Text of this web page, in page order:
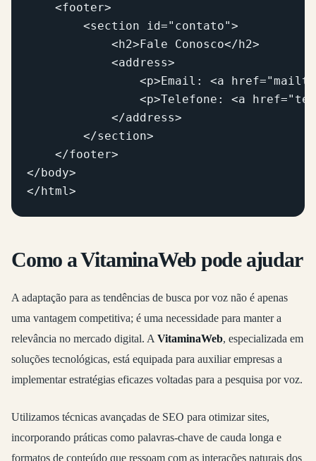
    <footer>
        <section id="contato">
            <h2>Fale Conosco</h2>
            <address>
<p>Email: <a
<p>Telefone: <a
            </address>
        </section>
    </footer>
</body>
Como a VitaminaWeb pode ajudar
A adaptação para as tendências de busca por voz não é apenas
uma vantagem competitiva; é uma necessidade para manter a
relevância no mercado digital. AVitaminaWeb, especializada em
soluções tecnológicas, está equipada para auxiliar empresas a
implementar estratégias eficazes voltadas para a pesquisa por voz.
Utilizamos técnicas avançadas de SEO para otimizar sites,
incorporando práticas como palavras-chave de cauda longa e
formatos de conteúdo que ressoam com as interações naturais dos